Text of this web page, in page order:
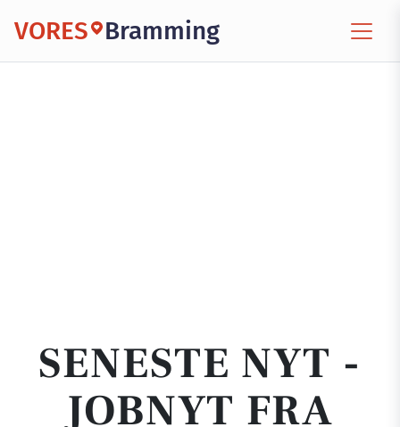
VORES Bramming
SENESTE NYT -
JOBNYT FRA